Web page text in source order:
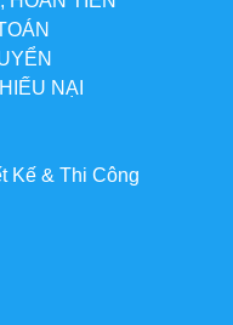
NẠI
Kế & Thi Công